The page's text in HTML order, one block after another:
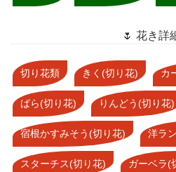
🌷 花き詳
切り花類 きく(切り花) カ
ばら(切り花) りんどう(切り花)
宿根かすみそう(切り花) 洋ラ
スターチス(切り花) ガーベラ(